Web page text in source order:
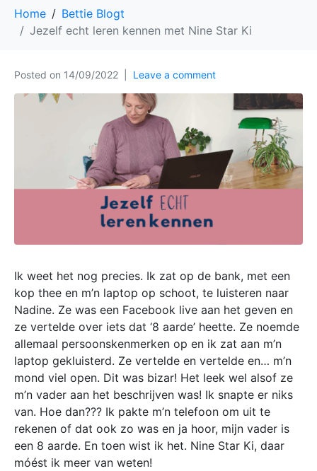
Home
Bettie Blogt
Jezelf echt leren kennen met Nine Star Ki
Posted on 14/09/2022 Leave a comment
Ik weet het nog precies. Ik zat op de bank, met een
kop thee en m’n laptop op schoot, te luisteren naar
Nadine. Ze was een Facebook live aan het geven en
ze vertelde over iets dat ‘8 aarde’ heette. Ze noemde
allemaal persoonskenmerken op en ik zat aan m’n
laptop gekluisterd. Ze vertelde en vertelde en… m’n
mond viel open. Dit was bizar! Het leek wel alsof ze
m’n vader aan het beschrijven was! Ik snapte er niks
van. Hoe dan??? Ik pakte m’n telefoon om uit te
rekenen of dat ook zo was en ja hoor, mijn vader is
een 8 aarde. En toen wist ik het. Nine Star Ki, daar
móést ik meer van weten!